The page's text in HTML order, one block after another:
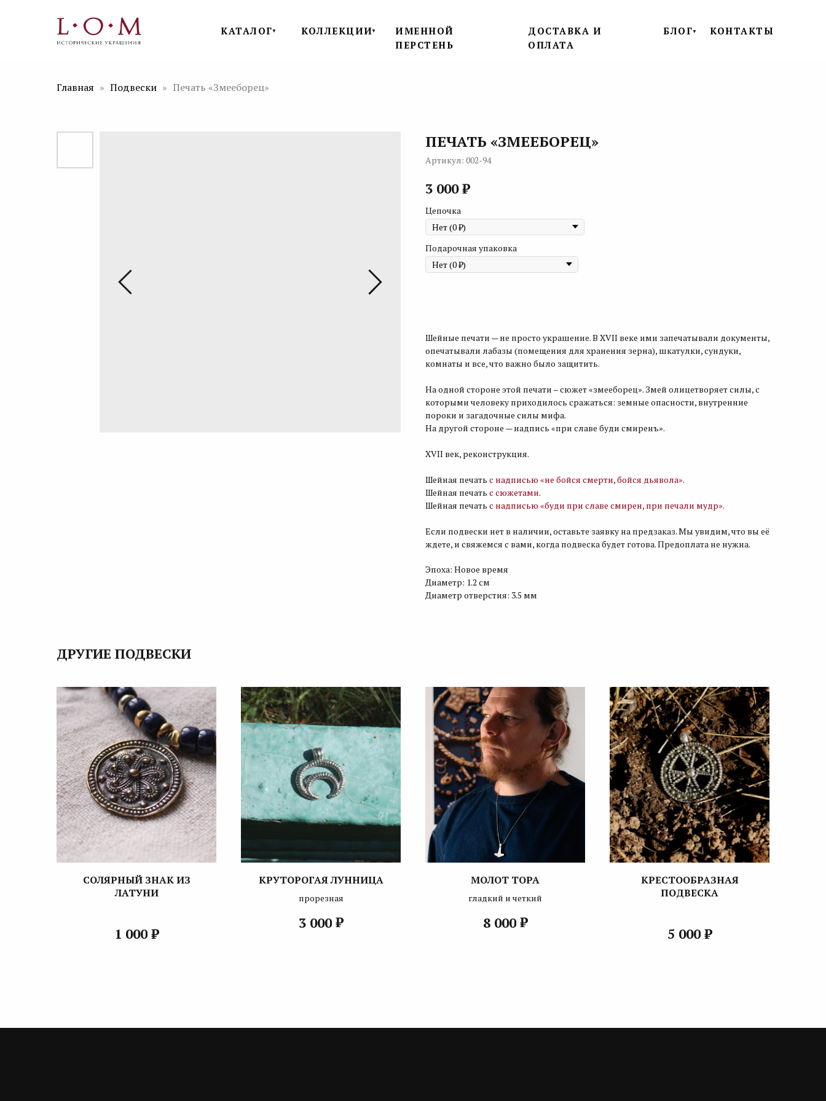
БЛОГ
ДОСТАВКА И
ОПЛАТА
КОНТАКТЫ
КАТАЛОГ▼ ▼
КОЛЛЕКЦИИ▼
ИМЕННОЙ
ПЕРСТЕНЬ
Главная Подвески Печать «Змееборец»
ПЕЧАТЬ «ЗМЕЕБОРЕЦ»
Артикул: 002-94
3 000 ₽
Цепочка
Подарочная упаковка
Шейные печати — не просто украшение. В XVII веке ими запечатывали документы,
опечатывали лабазы (помещения для хранения зерна), шкатулки, сундуки,
комнаты и все, что важно было защитить.
На одной стороне этой печати – сюжет «змееборец». Змей олицетворяет силы, с
которыми человеку приходилось сражаться: земные опасности, внутренние
пороки и загадочные силы мифа.
На другой стороне — надпись «при славе буди смиренъ».
XVII век, реконструкция.
Шейная печать с надписью «не бойся смерти, бойся дьявола».
Шейная печать с сюжетами.
Шейная печать с надписью «буди при славе смирен, при печали мудр».
Если подвески нет в наличии, оставьте заявку на предзаказ. Мы увидим, что вы её
ждете, и свяжемся с вами, когда подвеска будет готова. Предоплата не нужна.
Эпоха: Новое время
Диаметр: 1.2 см
Диаметр отверстия: 3.5 мм
ДРУГИЕ ПОДВЕСКИ
СОЛЯРНЫЙ ЗНАК ИЗ
ЛАТУНИ
1 000 ₽
КРУТОРОГАЯ ЛУННИЦА
прорезная
3 000 ₽
МОЛОТ ТОРА
гладкий и четкий
8 000 ₽
КРЕСТООБРАЗНАЯ
ПОДВЕСКА
5 000 ₽